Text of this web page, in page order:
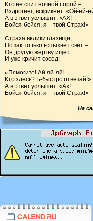
Кто не спит ночной порой –
Вздрогнет, вскрикнет: «Ой-ёй-
А в ответ услышит: «АХ!
Бойся-бойся, я – твой Страх!»
Страха велики глазищи,
Но как только вспыхнет свет –
Он другую жертву ищет
И уже кричит сосед:
«Помогите! Ай-яй-яй!
Кто здесь? Б-быстро отвечай!»
А в ответ услышит: «Ах!
Бойся-бойся, я – твой Страх!»
На